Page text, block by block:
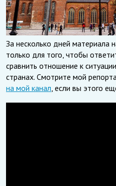
За несколько дней материала
только для того, чтобы
сравнить отношение к
странах. Смотрите мой
на мой канал, если вы этого